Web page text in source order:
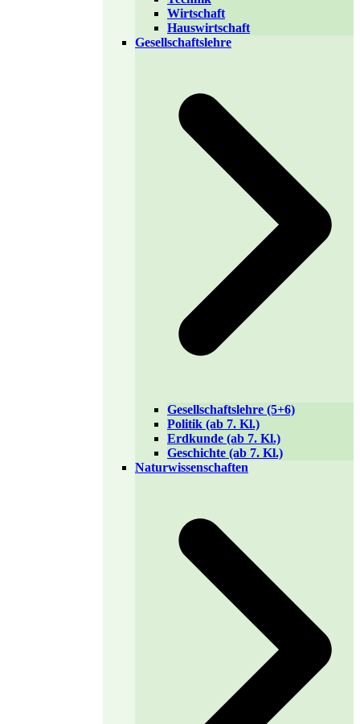
Wirtschaft
Hauswirtschaft
Gesellschaftslehre
Gesellschaftslehre (5+6)
Politik (ab 7. Kl.)
Erdkunde (ab 7. Kl.)
Geschichte (ab 7. Kl.)
Naturwissenschaften